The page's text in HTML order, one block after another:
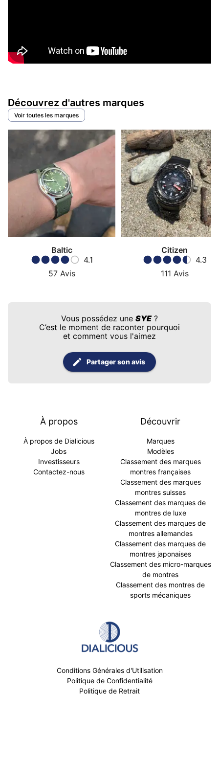
Découvrez d'autres marques
Voir toutes les marques
Baltic
4.1
57 Avis
Citizen
4.3
111 Avis
Vous possédez une SYE?
C’est le moment de raconter pourquoi
et comment vous l'aimez
Partager son avis
À propos
À propos de Dialicious
Jobs
Investisseurs
Contactez-nous
Découvrir
Marques
Modèles
Classement des marques
montres françaises
Classement des marques
montres suisses
Classement des marques de
montres de luxe
Classement des marques de
montres allemandes
Classement des marques de
montres japonaises
Classement des micro-marques
de montres
Classement des montres de
sports mécaniques
Conditions Générales d'Utilisation
Politique de Confidentialité
Politique de Retrait